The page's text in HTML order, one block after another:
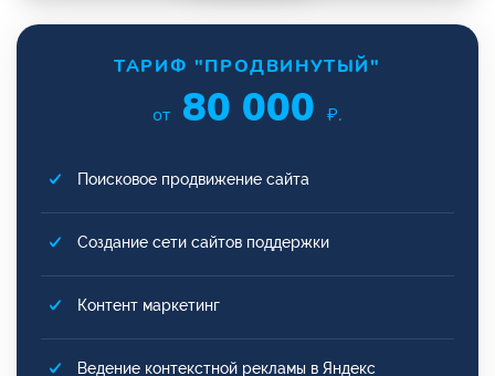
ТАРИФ "ПРОДВИНУТЫЙ"
от 80 000 ₽.
Поисковое продвижение сайта
Создание сети сайтов поддержки
Контент маркетинг
Ведение контекстной рекламы в Яндекс